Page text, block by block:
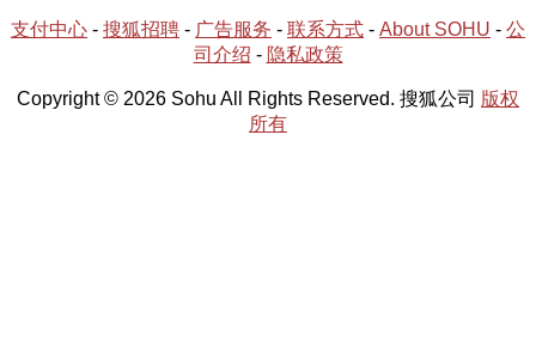
支付中心 - 搜狐招聘 - 广告服务 - 联系方式 - About SOHU - 公
司介绍 - 隐私政策
Copyright © 2026 Sohu All Rights Reserved. 搜狐公司 版权
所有